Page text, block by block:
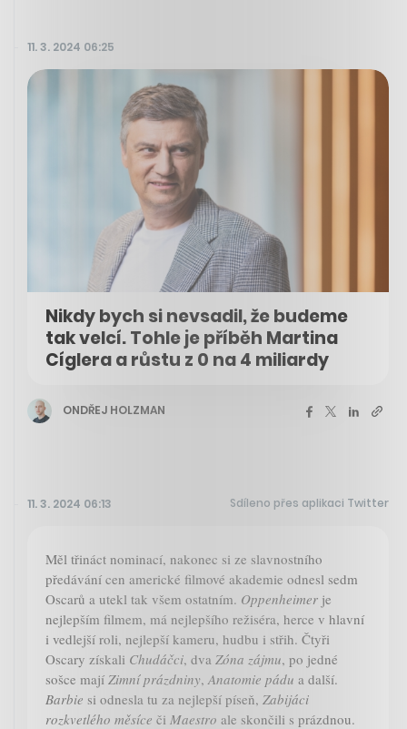
11. 3. 2024 06:25
Nikdy bych si nevsadil, že budeme
tak velcí. Tohle je příběh Martina
Cíglera a růstu z 0 na 4 miliardy
ONDŘEJ HOLZMAN
11. 3. 2024 06:13 Sdíleno přes aplikaci Twitter
Měl třináct nominací, nakonec si ze slavnostního
předávání cen americké filmové akademie odnesl sedm
Oscarů a utekl tak všem ostatním. Oppenheimer je
nejlepším filmem, má nejlepšího režiséra, herce v hlavní
i vedlejší roli, nejlepší kameru, hudbu i střih. Čtyři
Oscary získali Chudáčci, dva Zóna zájmu, po jedné
sošce mají Zimní prázdniny, Anatomie pádu a další.
Barbie si odnesla tu za nejlepší píseň, Zabijáci
rozkvetlého měsíce či Maestro ale skončili s prázdnou.